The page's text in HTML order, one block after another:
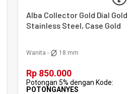
Alba Collector Gold Dial Gold
Stainless Steel, Case Gold
Wanita - 18 mm
Rp 850.000
Potongan 5% dengan Kode:
POTONGANYES